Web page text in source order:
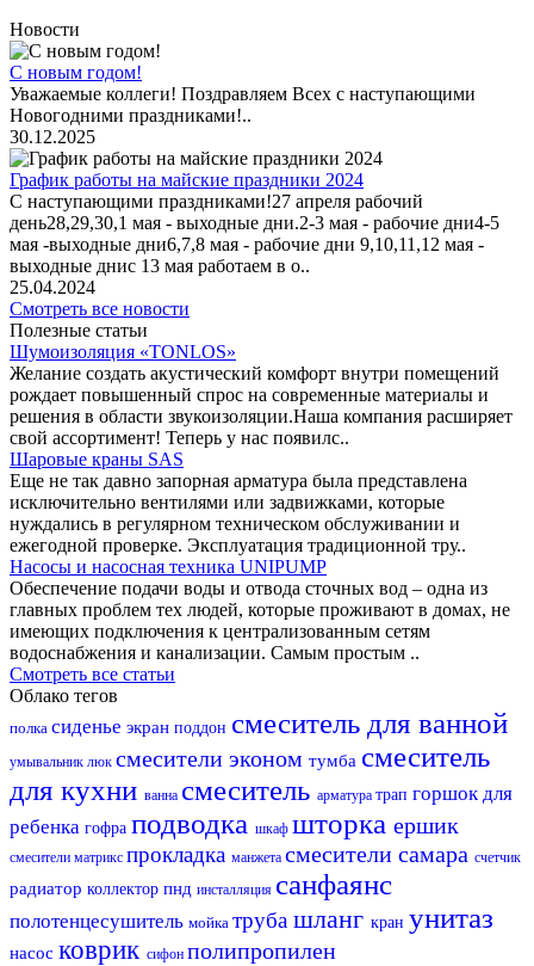
Новости
С новым годом!
Уважаемые коллеги! Поздравляем Всех с наступающими
Новогодними праздниками!..
30.12.2025
График работы на майские праздники 2024
С наступающими праздниками!27 апреля рабочий
день28,29,30,1 мая - выходные дни.2-3 мая - рабочие дни4-5
мая -выходные дни6,7,8 мая - рабочие дни 9,10,11,12 мая -
выходные днис 13 мая работаем в о..
25.04.2024
Смотреть все новости
Полезные статьи
Шумоизоляция «TONLOS»
Желание создать акустический комфорт внутри помещений
рождает повышенный спрос на современные материалы и
решения в области звукоизоляции.Наша компания расширяет
свой ассортимент! Теперь у нас появилс..
Шаровые краны SAS
Еще не так давно запорная арматура была представлена
исключительно вентилями или задвижками, которые
нуждались в регулярном техническом обслуживании и
ежегодной проверке. Эксплуатация традиционной тру..
Насосы и насосная техника UNIPUMP
Обеспечение подачи воды и отвода сточных вод – одна из
главных проблем тех людей, которые проживают в домах, не
имеющих подключения к централизованным сетям
водоснабжения и канализации. Самым простым ..
Смотреть все статьи
Облако тегов
полка сиденье экран поддон смеситель для ванной
умывальник люк смесители эконом тумба смеситель
для кухни ванна смеситель арматура трап горшок для
ребенка гофра подводка шкаф шторка ершик
смесители матрикс прокладка манжета смесители самара счетчик
радиатор коллектор пнд инсталляция санфаянс
полотенцесушитель мойка труба шланг кран унитаз
насос коврик сифон полипропилен